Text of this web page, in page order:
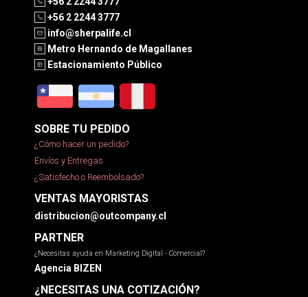
+56 2 2244 3777
info@sherpalife.cl
Metro Hernando de Magallanes
Estacionamiento Público
SOBRE TU PEDIDO
¿Cómo hacer un pedido?
Envíos y Entregas
¿Satisfecho o Reembolsado?
VENTAS MAYORISTAS
distribucion@outcompany.cl
PARTNER
¿Necesitas ayuda en Marketing Digital - Comercial?
Agencia BIZEN
¿NECESITAS UNA COTIZACIÓN?